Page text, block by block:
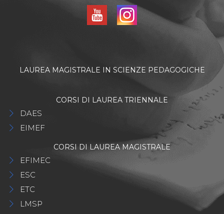
LAUREA MAGISTRALE IN SCIENZE PEDAGOGICHE
CORSI DI LAUREA TRIENNALE
DAES
EIMEF
CORSI DI LAUREA MAGISTRALE
EFIMEC
ESC
ETC
LMSP